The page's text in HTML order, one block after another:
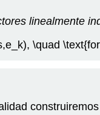
linealmente
\quad